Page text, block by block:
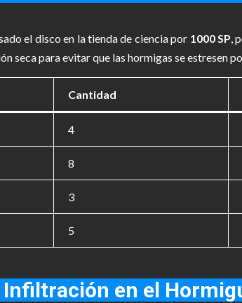
el disco en la tienda de ciencia por 1000 SP,
seca para evitar que las hormigas se estresen
Cantidad
4
8
3
5
Infiltración en el